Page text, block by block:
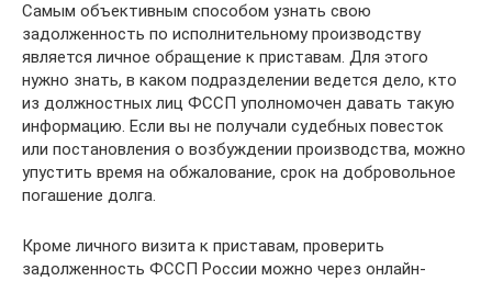
Самым объективным способом узнать свою
задолженность по исполнительному производству
является личное обращение к приставам. Для этого
нужно знать, в каком подразделении ведется дело, кто
из должностных лиц ФССП уполномочен давать такую
информацию. Если вы не получали судебных повесток
или постановления о возбуждении производства, можно
упустить время на обжалование, срок на добровольное
погашение долга.
Кроме личного визита к приставам, проверить
задолженность ФССП России можно через онлайн-